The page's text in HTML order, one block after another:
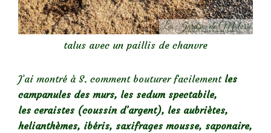
talus avec un paillis de chanvre
J’ai montré à S. comment bouturer facilement les
campanules des murs, les sedum spectabile,
les ceraistes (coussin d’argent), les aubriètes,
helianthèmes, ibéris, saxifrages mousse, saponaire,